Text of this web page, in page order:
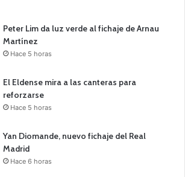
Peter Lim da luz verde al fichaje de Arnau
Martínez
Hace 5 horas
El Eldense mira a las canteras para
reforzarse
Hace 5 horas
Yan Diomande, nuevo fichaje del Real
Madrid
Hace 6 horas